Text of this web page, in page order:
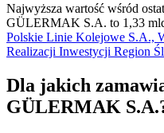
Najwyższa wartość wśród
GÜLERMAK S.A. to 1,33
Polskie Linie Kolejowe S.A.,
Realizacji Inwestycji Region
Dla jakich
GÜLERMAK